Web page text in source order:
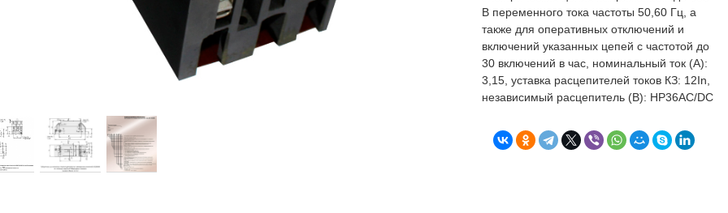
элементы опор высокого
заболонного слоя древесины
изделия (опоры ЛЭП),
моей памяти компания
и поставщик опор ЛЭП
ЛЭП такими документами.
с таким ответственным
успели закрыть смету большого объекта в срок. А
вы получили хороший заказ))
В переменного тока частоты 50,60 Гц, а
также для оперативных отключений и
включений указанных цепей с частотой до
30 включений в час, номинальный ток (А):
3,15, уставка расцепителей токов КЗ: 12In,
независимый расцепитель (В): НР36AC/DC